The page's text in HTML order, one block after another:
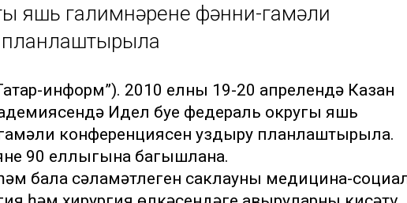
яшь галимнәренең фәнни-гамәли
планлаштырыла
информ”). 2010 елның 19-20 апрелендә Казан
Идел буе федераль округы яшь
конференциясен уздыру планлаштырыла.
90 еллыгына багышлана.
бала сәламәтлеген саклауның медицина-